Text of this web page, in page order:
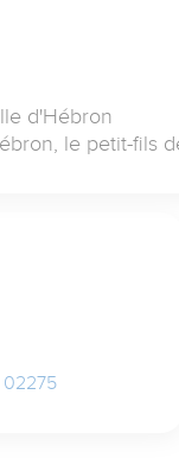
d'Hébron
le petit-fils
02275